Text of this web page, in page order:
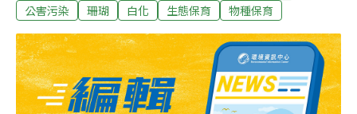
至7公尺深海域，因兩地在綠島民宿、餐廳、飯店集中區
瑚礁學會在綠島做珊瑚總體檢，發現綠島北部柴口、公館
海域的石珊瑚得了「黑病」死亡，類似藻化。鄭明修解
釋，珊瑚「黑病」與白化不同，白化的珊瑚是附著在珊瑚
的單細胞共生藻，因水質惡化等原因離開，珊瑚並未死
公害污染
珊瑚 白化 生態保育 物種保育